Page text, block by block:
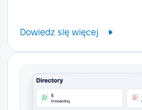
Dowiedz się więcej